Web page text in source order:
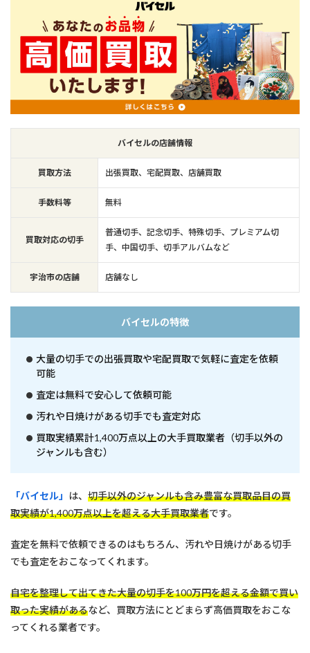
バイセルの店舗情報
買取方法 出張買取、宅配買取、店舗買取
手数料等 無料
買取対応の切手
普通切手、記念切手、特殊切手、プレミアム切
手、中国切手、切手アルバムなど
宇治市の店舗 店舗なし
バイセルの特徴
大量の切手での出張買取や宅配買取で気軽に査定を依頼
可能
査定は無料で安心して依頼可能
汚れや日焼けがある切手でも査定対応
買取実績累計1,400万点以上の大手買取業者（切手以外の
ジャンルも含む）
「バイセル」 は、 切手以外のジャンルも含み豊富な買取品目の買
取実績が1,400万点以上を超える大手買取業者です。
査定を無料で依頼できるのはもちろん、汚れや日焼けがある切手
でも査定をおこなってくれます。
自宅を整理して出てきた大量の切手を100万円を超える金額で買い
取った実績があるなど、買取方法にとどまらず高価買取をおこな
ってくれる業者です。